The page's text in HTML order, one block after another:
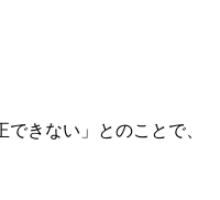
きない」とのことで、